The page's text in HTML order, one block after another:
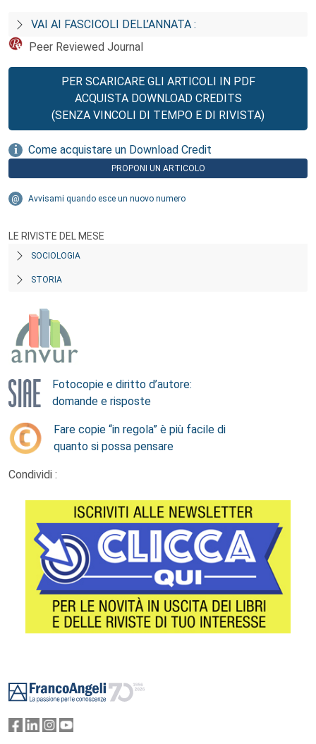
VAI AI FASCICOLI DELL’ANNATA :
Peer Reviewed Journal
PER SCARICARE GLI ARTICOLI IN PDF
ACQUISTA DOWNLOAD CREDITS
(SENZA VINCOLI DI TEMPO E DI RIVISTA)
Come acquistare un Download Credit
PROPONI UN ARTICOLO
Avvisami quando esce un nuovo numero
LE RIVISTE DEL MESE
SOCIOLOGIA
STORIA
Fotocopie e diritto d’autore:
domande e risposte
Fare copie “in regola” è più facile di
quanto si possa pensare
Condividi :